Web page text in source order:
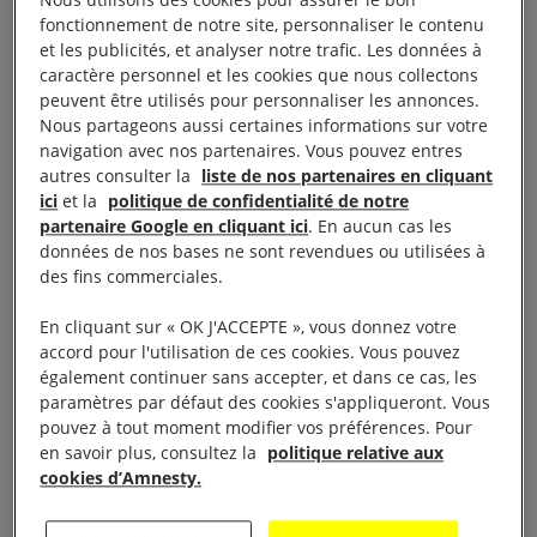
personnes. Présente dans 200 pays, elle se
déroulera en France du 2 au 12 décembre, avec un
lancement le 2 décembre à Marseille en hommage
à Zineb Redouane , quatre ans jour pour jour après
son décès. Partout, l’ONG proposera des actions de
soutien, invitant le public à manifester sa
solidarité, son indignation et son espoir, avec la
conviction qu’une lettre, une signature ou un
message sur les réseaux sociaux peuvent changer
les choses. Cette année, chacune des situations
mise en avant témoigne des menaces et entraves
pesant sur le droit de manifester dans le monde
entier.
De nombreuses libertés et avancées sociales se
fonctionnement de notre site, personnaliser le contenu
et les publicités, et analyser notre trafic. Les données à
caractère personnel et les cookies que nous collectons
peuvent être utilisés pour personnaliser les annonces.
Nous partageons aussi certaines informations sur votre
navigation avec nos partenaires. Vous pouvez entres
autres consulter la liste de nos partenaires en cliquant
ici et la politique de confidentialité de notre
partenaire Google en cliquant ici. En aucun cas les
données de nos bases ne sont revendues ou utilisées à
des fins commerciales.
En cliquant sur « OK J'ACCEPTE », vous donnez votre
accord pour l'utilisation de ces cookies. Vous pouvez
également continuer sans accepter, et dans ce cas, les
paramètres par défaut des cookies s'appliqueront. Vous
pouvez à tout moment modifier vos préférences. Pour
en savoir plus, consultez la politique relative aux
cookies d’Amnesty.